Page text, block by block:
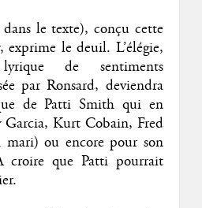
le texte), conçu cette
exprime le deuil. L’élégie,
de sentiments
par Ronsard, deviendra
de Patti Smith qui en
Garcia, Kurt Cobain, Fred
mari) ou encore pour son
croire que Patti pourrait